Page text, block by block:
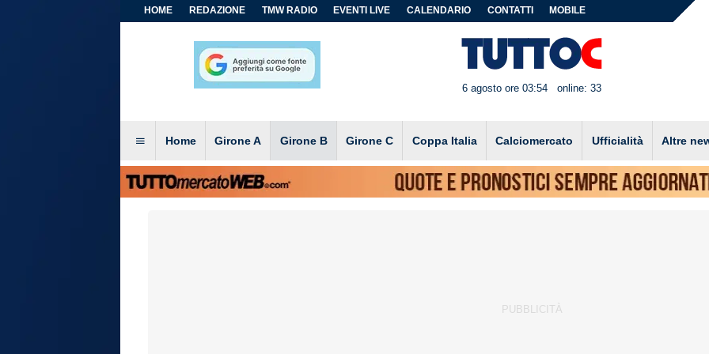
HOME REDAZIONE TMW RADIO EVENTI LIVE CALENDARIO CONTATTI MOBILE
6 agosto ore 03:54 online: 33
Home Girone A Girone B Girone C Coppa Italia Calciomercato Ufficialità Altre